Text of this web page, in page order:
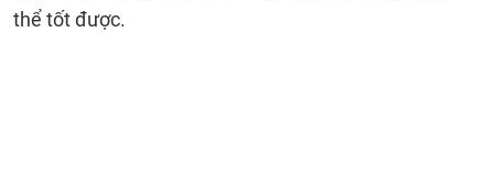
thể tốt được.